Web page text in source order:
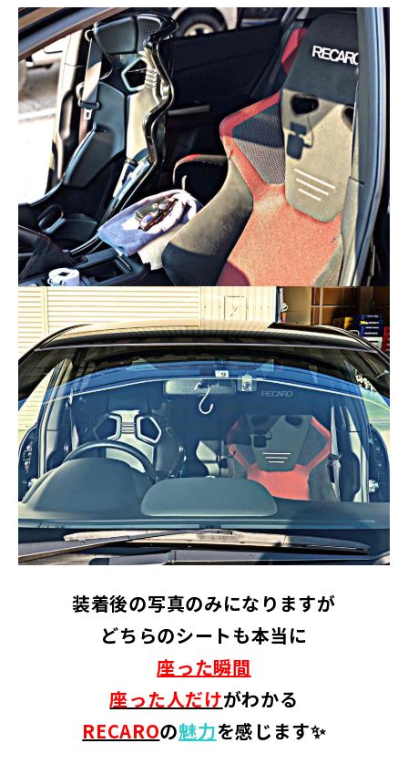
装着後の写真のみになりますが
どちらのシートも本当に
座った瞬間
座った人だけがわかる
RECAROの魅力を感じます✨